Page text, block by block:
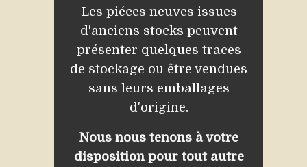
Les piéces neuves issues
d'anciens stocks peuvent
présenter quelques traces
de stockage ou être vendues
sans leurs emballages
d'origine.
Nous nous tenons à votre
disposition pour tout autre